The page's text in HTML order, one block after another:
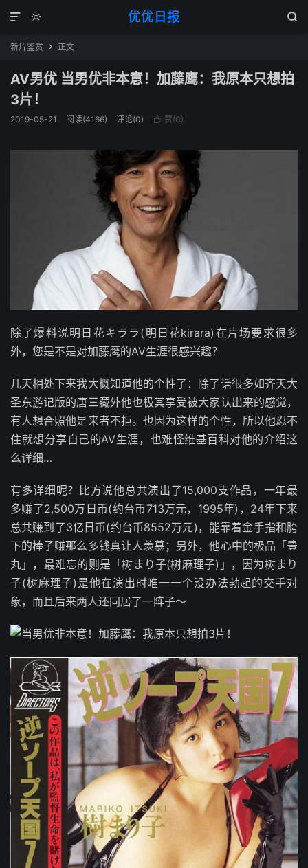
优优日报
 

新片鉴赏  正文
AV男优 当男优非本意！加藤鹰：我原本只想拍
3片！
2019-05-21 阅读(4166) 评论(0)  赞(0)
除了爆料说明日花キララ(明日花kirara)在片场要求很多
外，您是不是对加藤鹰的AV生涯很感兴趣？
几天相处下来我大概知道他的个性了：除了话很多如齐天大
圣东游记版的唐三藏外他也极其享受被大家认出来的感觉，
有人想合照他是来者不拒。也因为这样的个性，所以他忍不
住就想分享自己的AV生涯，也难怪维基百科对他的介绍这
么详细…
有多详细呢？比方说他总共演出了15,000支作品，一年最
多赚了2,500万日币(约台币713万元，1995年)，24年下来
总共赚到了3亿日币(约台币8552万元)，能靠着金手指和胯
下的棒子赚那么多钱真让人羡慕；另外，他心中的极品「豊
丸」，最难忘的则是「树まり子(树麻理子)」，因为树まり
子(树麻理子)是他在演出时唯一一个没办法勃起的交手对
象，而且后来两人还同居了一阵子～